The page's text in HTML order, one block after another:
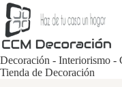
Saltar
al
contenido
Decoración - Interiorismo -
Tienda de Decoración